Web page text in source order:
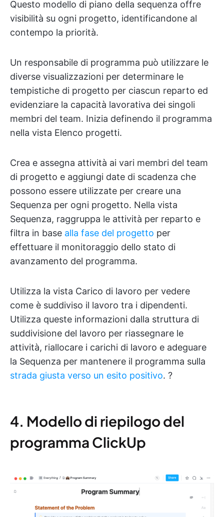
Questo modello di piano della sequenza offre
visibilità su ogni progetto, identificandone al
contempo la priorità.
Un responsabile di programma può utilizzare le
diverse visualizzazioni per determinare le
tempistiche di progetto per ciascun reparto ed
evidenziare la capacità lavorativa dei singoli
membri del team. Inizia definendo il programma
nella vista Elenco progetti.
Crea e assegna attività ai vari membri del team
di progetto e aggiungi date di scadenza che
possono essere utilizzate per creare una
Sequenza per ogni progetto. Nella vista
Sequenza, raggruppa le attività per reparto e
filtra in base alla fase del progetto per
effettuare il monitoraggio dello stato di
avanzamento del programma.
Utilizza la vista Carico di lavoro per vedere
come è suddiviso il lavoro tra i dipendenti.
Utilizza queste informazioni dalla struttura di
suddivisione del lavoro per riassegnare le
attività, riallocare i carichi di lavoro e adeguare
la Sequenza per mantenere il programma sulla
strada giusta verso un esito positivo. ?
4. Modello di riepilogo del
programma ClickUp